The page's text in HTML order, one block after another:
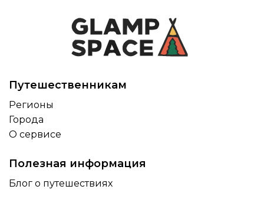
Путешественникам
Регионы
Города
О сервисе
Полезная информация
Блог о путешествиях